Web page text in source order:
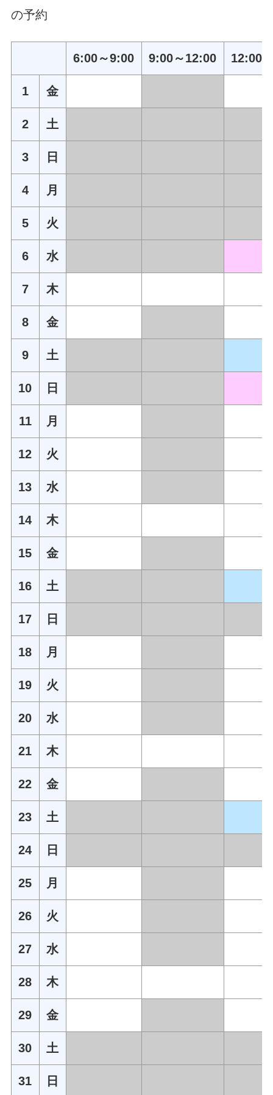
の予約
6:00～9:00 9:00～12:00 12:00
1 金
2 土
3 日
4 月
5 火
6 水
7 木
8 金
9 土
10 日
11 月
12 火
13 水
14 木
15 金
16 土
17 日
18 月
19 火
20 水
21 木
22 金
23 土
24 日
25 月
26 火
27 水
28 木
29 金
30 土
31 日